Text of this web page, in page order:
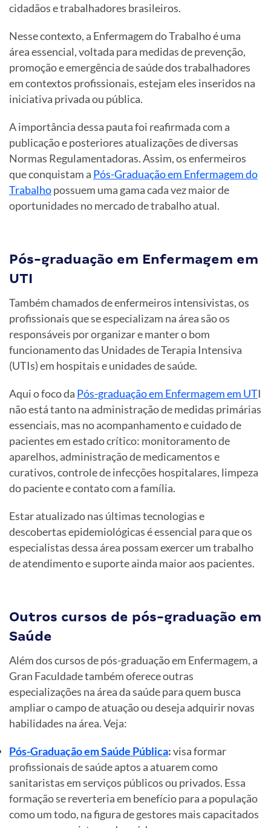
cidadãos e trabalhadores brasileiros.
Nesse contexto, a Enfermagem do Trabalho é uma
área essencial, voltada para medidas de prevenção,
promoção e emergência de saúde dos trabalhadores
em contextos profissionais, estejam eles inseridos na
iniciativa privada ou pública.
A importância dessa pauta foi reafirmada com a
publicação e posteriores atualizações de diversas
Normas Regulamentadoras. Assim, os enfermeiros
que conquistam a Pós-Graduação em Enfermagem do
Trabalhopossuem uma gama cada vez maior de
oportunidades no mercado de trabalho atual.
Pós-graduação em Enfermagem em
UTI
Também chamados de enfermeiros intensivistas, os
profissionais que se especializam na área são os
responsáveis por organizar e manter o bom
funcionamento das Unidades de Terapia Intensiva
(UTIs) em hospitais e unidades de saúde.
Aqui o foco da Pós-graduação em Enfermagem em UTI
não está tanto na administração de medidas primárias
essenciais, mas no acompanhamento e cuidado de
pacientes em estado crítico: monitoramento de
aparelhos, administração de medicamentos e
curativos, controle de infecções hospitalares, limpeza
do paciente e contato com a família.
Estar atualizado nas últimas tecnologias e
descobertas epidemiológicas é essencial para que os
especialistas dessa área possam exercer um trabalho
de atendimento e suporte ainda maior aos pacientes.
Outros cursos de pós-graduação em
Saúde
Além dos cursos de pós-graduação em Enfermagem, a
Gran Faculdade também oferece outras
especializações na área da saúde para quem busca
ampliar o campo de atuação ou deseja adquirir novas
habilidades na área. Veja:
Pós-Graduação em Saúde Pública:visa formar
profissionais de saúde aptos a atuarem como
sanitaristas em serviços públicos ou privados. Essa
formação se reverteria em benefício para a população
como um todo, na figura de gestores mais capacitados